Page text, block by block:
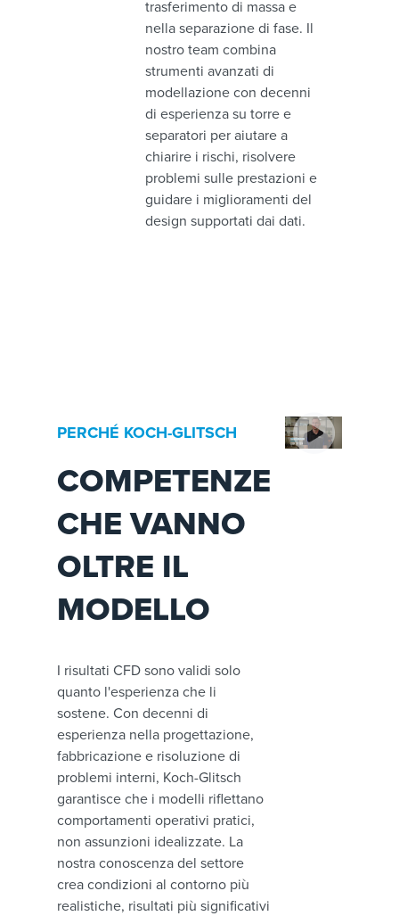
trasferimento di massa e
nella separazione di fase. Il
nostro team combina
strumenti avanzati di
modellazione con decenni
di esperienza su torre e
separatori per aiutare a
chiarire i rischi, risolvere
problemi sulle prestazioni e
guidare i miglioramenti del
design supportati dai dati.
PERCHÉ KOCH-GLITSCH
COMPETENZE
CHE VANNO
OLTRE IL
MODELLO
I risultati CFD sono validi solo
quanto l'esperienza che li
sostene. Con decenni di
esperienza nella progettazione,
fabbricazione e risoluzione di
problemi interni, Koch-Glitsch
garantisce che i modelli riflettano
comportamenti operativi pratici,
non assunzioni idealizzate. La
nostra conoscenza del settore
crea condizioni al contorno più
realistiche, risultati più significativi